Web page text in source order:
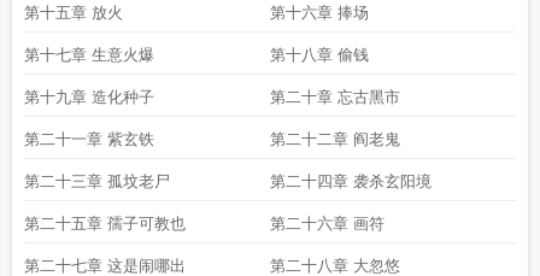
第十五章 放火 第十六章 捧场
第十七章 生意火爆 第十八章 偷钱
第十九章 造化种子 第二十章 忘古黑市
第二十一章 紫玄铁 第二十二章 阎老鬼
第二十三章 孤坟老尸 第二十四章 袭杀玄阳境
第二十五章 孺子可教也 第二十六章 画符
第二十七章 这是闹哪出 第二十八章 大忽悠